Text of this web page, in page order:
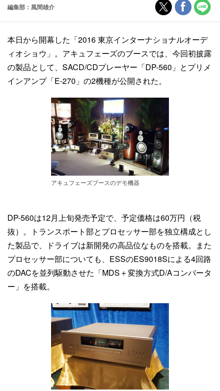
編集部：風間雄介
本日から開幕した「2016 東京インターナショナルオーデ
ィオショウ」。アキュフェーズのブースでは、今回初披露
の製品として、SACD/CDプレーヤー「DP-560」とプリメ
インアンプ「E-270」の2機種が公開された。
アキュフェーズブースのデモ機器
DP-560は12月上旬発売予定で、予定価格は60万円（税
抜）。トランスポート部とプロセッサー部を独立構成とし
た製品で、ドライブは新開発の高品位なものを搭載。また
プロセッサー部についても、ESSのES9018Sによる4回路
のDACを並列駆動させた「MDS＋変換方式D/Aコンバータ
ー」を搭載。